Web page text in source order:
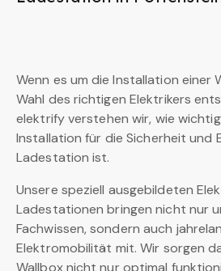
Wenn es um die Installation einer
Wahl des richtigen Elektrikers
elektrify verstehen wir, wie
Installation für die Sicherheit und
Ladestation ist.
Unsere speziell ausgebildeten
Ladestationen bringen nicht nur
Fachwissen, sondern auch
Elektromobilität mit. Wir sorgen
Wallbox nicht nur optimal